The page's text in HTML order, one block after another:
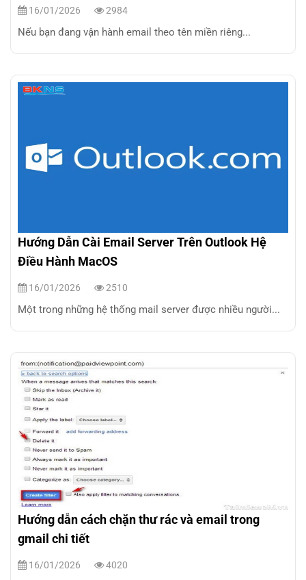
16/01/2026 2984
Nếu bạn đang vận hành email theo tên miền riêng...
Hướng Dẫn Cài Email Server Trên Outlook Hệ
Điều Hành MacOS
16/01/2026 2510
Một trong những hệ thống mail server được nhiều người...
Hướng dẫn cách chặn thư rác và email trong
gmail chi tiết
16/01/2026 4020